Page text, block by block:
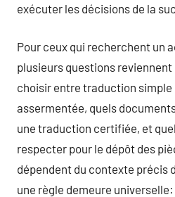
exécuter les décisions de la
Pour ceux qui recherchent un
plusieurs questions
choisir entre traduction
assermentée, quels
une traduction certifiée, et
respecter pour le dépôt des
dépendent du contexte précis
une règle demeure